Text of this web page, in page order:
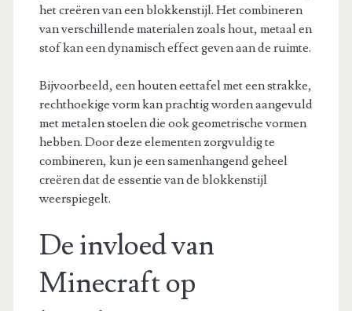
het creëren van een blokkenstijl. Het combineren
van verschillende materialen zoals hout, metaal en
stof kan een dynamisch effect geven aan de ruimte.
Bijvoorbeeld, een houten eettafel met een strakke,
rechthoekige vorm kan prachtig worden aangevuld
met metalen stoelen die ook geometrische vormen
hebben. Door deze elementen zorgvuldig te
combineren, kun je een samenhangend geheel
creëren dat de essentie van de blokkenstijl
weerspiegelt.
De invloed van
Minecraft op